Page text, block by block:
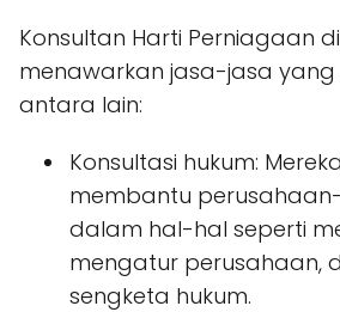
Konsultan Harti Perniagaan
menawarkan jasa-jasa
antara lain:
Konsultasi hukum:
membantu
dalam hal-hal seperti
mengatur perusahaan,
sengketa hukum.